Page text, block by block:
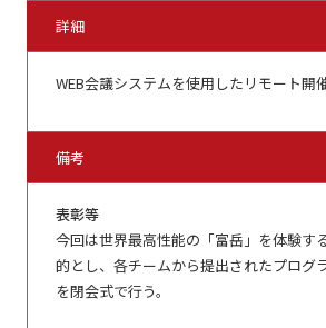
詳細
WEB会議システムを使用したリモート開
備考
表彰等
今回は世界最高性能の「富岳」を体験す
的とし、各チームから提出されたプログ
を閉会式で行う。